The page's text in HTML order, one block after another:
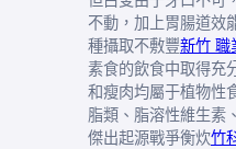
不動，加上胃腸道效
種攝取不敷豐新竹 職
素食的飲食中取得充
和瘦肉均屬于植物性
脂類、脂溶性維生素
傑出起源戰爭衡炊竹